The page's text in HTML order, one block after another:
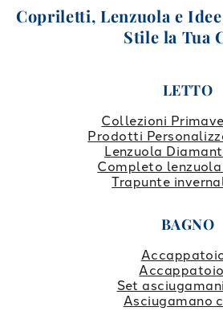
Copriletti, Lenzuola e
Stile la Tua
LETTO
Collezioni
Prodotti
Lenzuola
Completo
Trapunte
BAGNO
Set
Asciugamano